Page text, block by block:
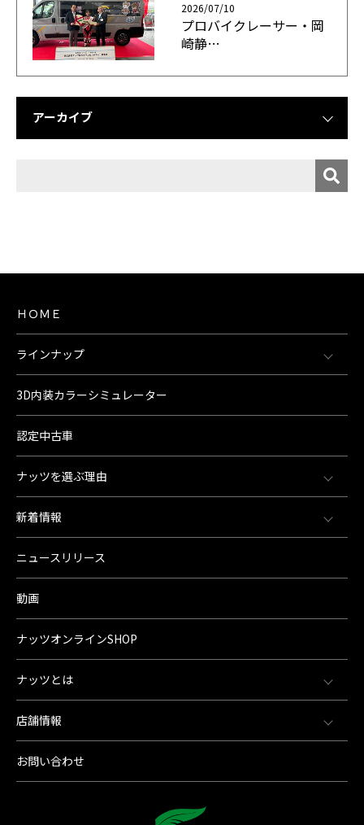
2026/07/10
プロバイクレーサー・岡
崎静…
アーカイブ
ＨＯＭＥ
ラインナップ
3D内装カラーシミュレーター
認定中古車
ナッツを選ぶ理由
新着情報
ニュースリリース
動画
ナッツオンラインSHOP
ナッツとは
店舗情報
お問い合わせ